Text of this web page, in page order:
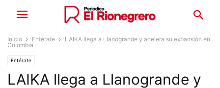
Inicio Entérate
LAIKA llega a Llanogrande y acelera su expansión en
Colombia
Entérate
LAIKA llega a Llanogrande y